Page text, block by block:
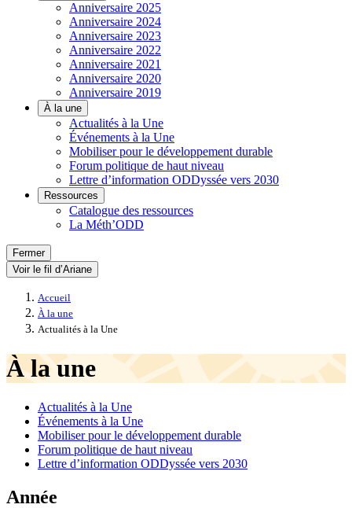
Anniversaire 2025
Anniversaire 2024
Anniversaire 2023
Anniversaire 2022
Anniversaire 2021
Anniversaire 2020
Anniversaire 2019
À la une
Actualités à la Une
Événements à la Une
Mobiliser pour le développement durable
Forum politique de haut niveau
Lettre d’information ODDyssée vers 2030
Ressources
Catalogue des ressources
La Méth’ODD
Fermer
Voir le fil d’Ariane
Accueil
À la une
Actualités à la Une
À la une
Actualités à la Une
Événements à la Une
Mobiliser pour le développement durable
Forum politique de haut niveau
Lettre d’information ODDyssée vers 2030
Année